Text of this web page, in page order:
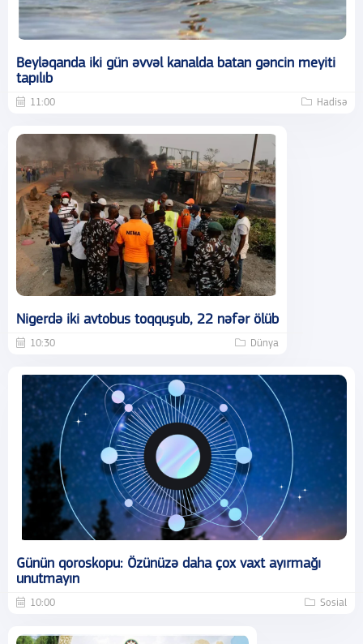
Beyləqanda iki gün əvvəl kanalda batan gəncin meyiti
tapılıb
11:00 Hadisə
Nigerdə iki avtobus toqquşub, 22 nəfər ölüb
10:30 Dünya
Günün qoroskopu: Özünüzə daha çox vaxt ayırmağı
unutmayın
10:00 Sosial